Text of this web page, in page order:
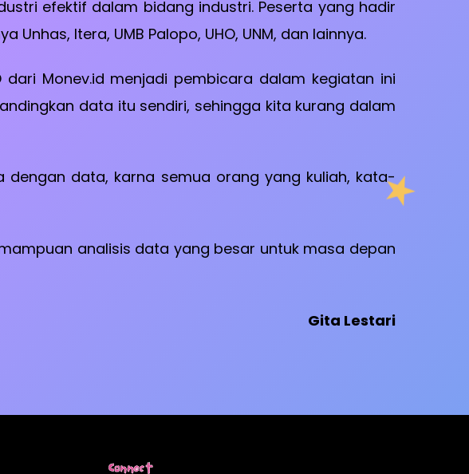
efektif dalam bidang industri. Peserta yang hadir
Itera, UMB Palopo, UHO, UNM, dan lainnya.
dari Monev.id menjadi pembicara dalam kegiatan ini
data itu sendiri, sehingga kita kurang dalam
data, karna semua orang yang kuliah, kata-
analisis data yang besar untuk masa depan
Gita Lestari